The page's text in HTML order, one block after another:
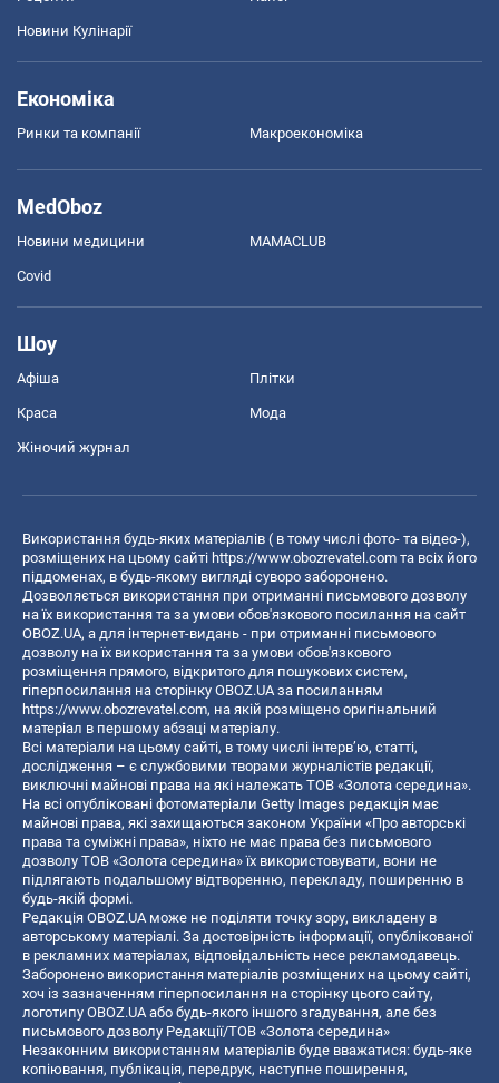
Новини Кулінарії
Економіка
Ринки та компанії Макроекономіка
MedOboz
Новини медицини MAMACLUB
Covid
Шоу
Афіша Плітки
Краса Мода
Жіночий журнал
Використання будь-яких матеріалів ( в тому числі фото- та відео-),
розміщених на цьому сайті https://www.obozrevatel.com та всіх його
піддоменах, в будь-якому вигляді суворо заборонено.
Дозволяється використання при отриманні письмового дозволу
на їх використання та за умови обов'язкового посилання на сайт
OBOZ.UA, а для інтернет-видань - при отриманні письмового
дозволу на їх використання та за умови обов'язкового
розміщення прямого, відкритого для пошукових систем,
гіперпосилання на сторінку OBOZ.UA за посиланням
https://www.obozrevatel.com, на якій розміщено оригінальний
матеріал в першому абзаці матеріалу.
Всі матеріали на цьому сайті, в тому числі інтерв’ю, статті,
дослідження – є службовими творами журналістів редакції,
виключні майнові права на які належать ТОВ «Золота середина».
На всі опубліковані фотоматеріали Getty Images редакція має
майнові права, які захищаються законом України «Про авторські
права та суміжні права», ніхто не має права без письмового
дозволу ТОВ «Золота середина» їх використовувати, вони не
підлягають подальшому відтворенню, перекладу, поширенню в
будь-якій формі.
Редакція OBOZ.UA може не поділяти точку зору, викладену в
авторському матеріалі. За достовірність інформації, опублікованої
в рекламних матеріалах, відповідальність несе рекламодавець.
Заборонено використання матеріалів розміщених на цьому сайті,
хоч із зазначенням гіперпосилання на сторінку цього сайту,
логотипу OBOZ.UA або будь-якого іншого згадування, але без
письмового дозволу Редакції/ТОВ «Золота середина»
Незаконним використанням матеріалів буде вважатися: будь-яке
копiювання, публiкацiя, передрук, наступне поширення,